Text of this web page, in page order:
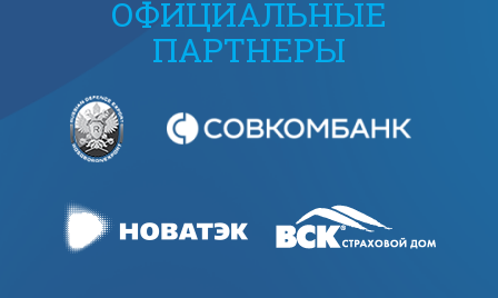
ОФИЦИАЛЬНЫЕ
ПАРТНЕРЫ